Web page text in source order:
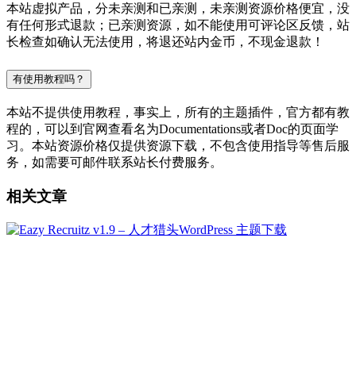
本站虚拟产品，分未亲测和已亲测，未亲测资源价格便宜，没
有任何形式退款；已亲测资源，如不能使用可评论区反馈，站
长检查如确认无法使用，将退还站内金币，不现金退款！
有使用教程吗？
本站不提供使用教程，事实上，所有的主题插件，官方都有教
程的，可以到官网查看名为Documentations或者Doc的页面学
习。本站资源价格仅提供资源下载，不包含使用指导等售后服
务，如需要可邮件联系站长付费服务。
相关文章